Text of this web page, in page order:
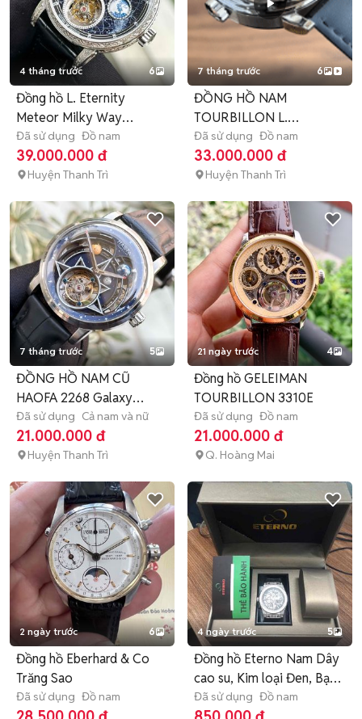
4 tháng trước 6
Đồng hồ L. Eternity
Meteor Milky Way
Tourbillon
Đã sử dụng Đồ nam
39.000.000 đ
Huyện Thanh Trì
7 tháng trước 6
ĐỒNG HỒ NAM
TOURBILLON L.
ETERNITY METEOR
Đã sử dụng Đồ nam
33.000.000 đ
Huyện Thanh Trì
7 tháng trước 5
ĐỒNG HỒ NAM CŨ
HAOFA 2268 Galaxy
Tourbillon
Đã sử dụng Cả nam và nữ
21.000.000 đ
Huyện Thanh Trì
21 ngày trước 4
Đồng hồ GELEIMAN
TOURBILLON 3310E
Đã sử dụng Đồ nam
21.000.000 đ
Q. Hoàng Mai
2 ngày trước 6
Đồng hồ Eberhard & Co
Trăng Sao
Đã sử dụng Đồ nam
4 ngày trước 5
Đồng hồ Eterno Nam Dây
cao su, Kim loại Đen, Bạc
Đ
Đã sử dụng Đồ nam